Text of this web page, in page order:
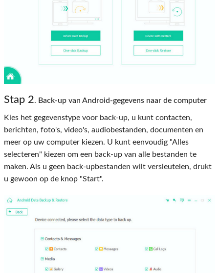
Stap 2. Back-up van Android-gegevens naar de computer
Kies het gegevenstype voor back-up, u kunt contacten,
berichten, foto's, video's, audiobestanden, documenten en
meer op uw computer kiezen. U kunt eenvoudig "Alles
selecteren" kiezen om een ​​back-up van alle bestanden te
maken. Als u geen back-upbestanden wilt versleutelen, drukt
u gewoon op de knop "Start".